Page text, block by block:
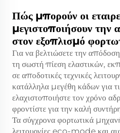
Πώς μπορούν οι
μεγιστοποιήσουν την
στον εξοπλισμό
Για να βελτιώσετε την
τη σωστή πίεση ελαστικών,
σε αποδοτικές τεχνικές
κατάλληλα μεγέθη κάδων για
ελαχιστοποιήστε τον χρόνο
φροντίστε για την καλή
Τα σύγχρονα φορτωτικά
λειτουργίες eco-mode και